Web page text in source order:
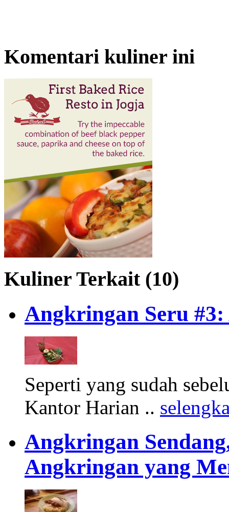
Komentari kuliner ini
Kuliner Terkait (10)
Angkringan Seru
Seperti yang sudah
Kantor Harian ..
Angkringan
Angkringan yang